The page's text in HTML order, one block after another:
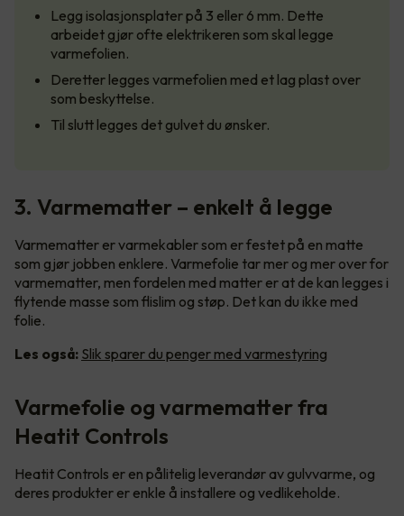
Legg isolasjonsplater på 3 eller 6 mm. Dette
arbeidet gjør ofte elektrikeren som skal legge
varmefolien.
Deretter legges varmefolien med et lag plast over
som beskyttelse.
Til slutt legges det gulvet du ønsker.
3. Varmematter – enkelt å legge
Varmematter er varmekabler som er festet på en matte
som gjør jobben enklere. Varmefolie tar mer og mer over for
varmematter, men fordelen med matter er at de kan legges i
flytende masse som flislim og støp. Det kan du ikke med
folie.
Les også: Slik sparer du penger med varmestyring
Varmefolie og varmematter fra
Heatit Controls
Heatit Controls er en pålitelig leverandør av gulvvarme, og
deres produkter er enkle å installere og vedlikeholde.